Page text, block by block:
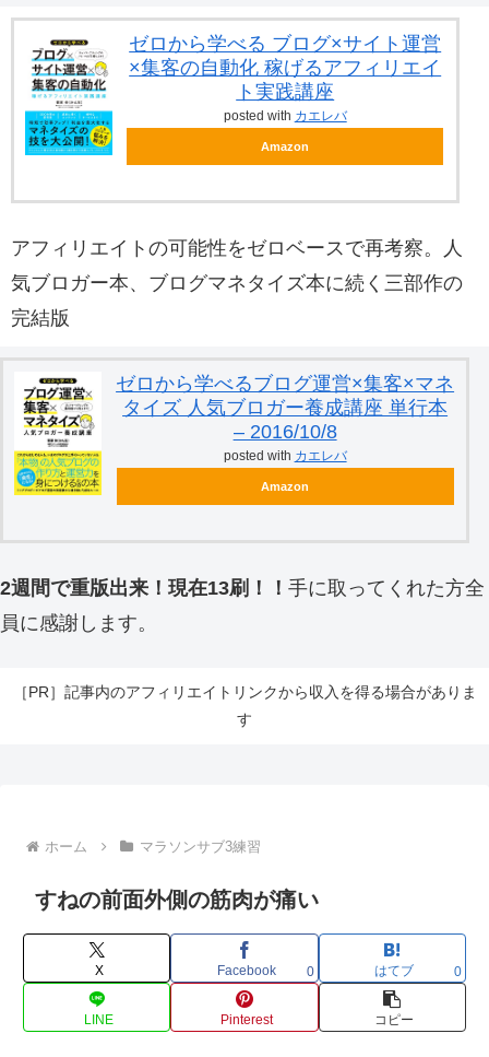
ゼロから学べる ブログ×サイト運営
×集客の自動化 稼げるアフィリエイ
ト実践講座
posted with カエレバ
Amazon
アフィリエイトの可能性をゼロベースで再考察。人
気ブロガー本、ブログマネタイズ本に続く三部作の
完結版
ゼロから学べるブログ運営×集客×マネ
タイズ 人気ブロガー養成講座 単行本
– 2016/10/8
posted with カエレバ
Amazon
2週間で重版出来！現在13刷！！ 手に取ってくれた方全
員に感謝します。
［PR］記事内のアフィリエイトリンクから収入を得る場合がありま
す
ホーム マラソンサブ3練習
すねの前面外側の筋肉が痛い
X Facebook 0 はてブ 0
LINE Pinterest コピー